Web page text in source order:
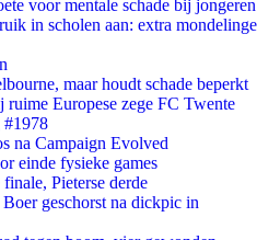
voor mentale schade bij jongeren
in scholen aan: extra mondelinge
maar houdt schade beperkt
Europese zege FC Twente
#1978
na Campaign Evolved
einde fysieke games
Pieterse derde
geschorst na dickpic in